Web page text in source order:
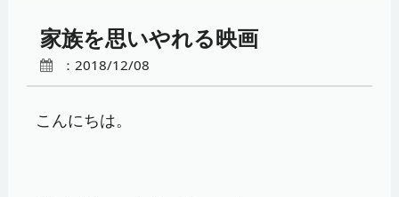
家族を思いやれる映画
：2018/12/08
こんにちは。